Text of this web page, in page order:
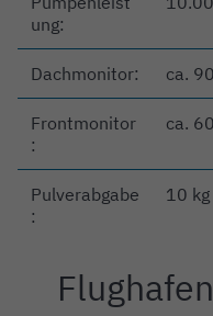
ung:
Dachmonitor: ca.
Frontmonitor
:
ca.
Pulverabgabe
:
10